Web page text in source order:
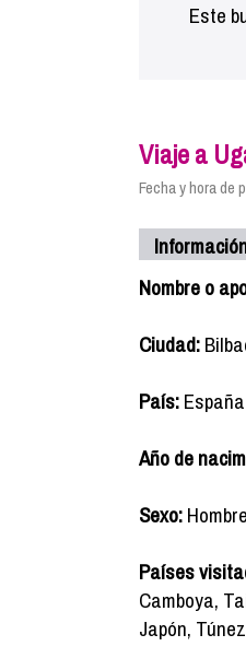
Este
Viaje a
Fecha y hora de
Nombre o
Ciudad:
País:España
Año de
Sexo:Hombre
Países
Camboya,
Japón,